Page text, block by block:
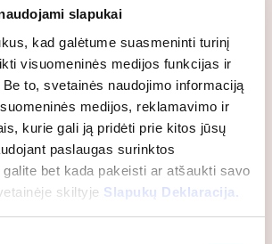
slapukai
kad galėtume suasmeninti turinį
visuomeninės medijos funkcijas ir
to, svetainės naudojimo informaciją
medijos, reklamavimo ir
kurie gali ją pridėti prie kitos jūsų
paslaugas surinktos
bet kada pakeisti ar atšaukti savo
skiltyje Slapukų Deklaracija.
darbuotojų sveikatą
instituto organizuotame šalies
„Sveikatą puoselėjanti įmonė –
Lietuva“ pelnė pirmąją vietą. Ši žinia
savaitę įvykusioje
konferencijoje „Profesinės
Lietuvos įmonėse“. „Tikriausiai…